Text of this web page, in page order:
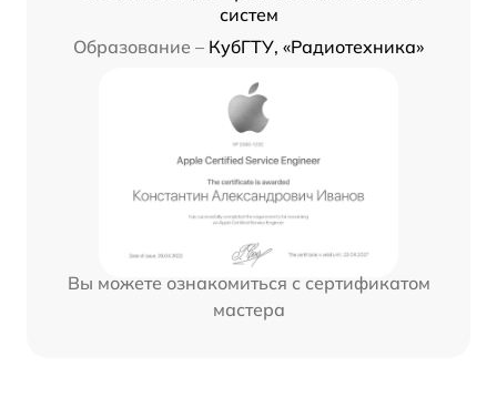
систем
Образование – КубГТУ, «Радиотехника»
Вы можете ознакомиться с сертификатом
мастера